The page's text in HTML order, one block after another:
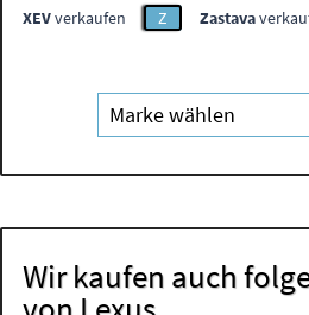
XEVverkaufen Z Zastava
Wir kaufen auch